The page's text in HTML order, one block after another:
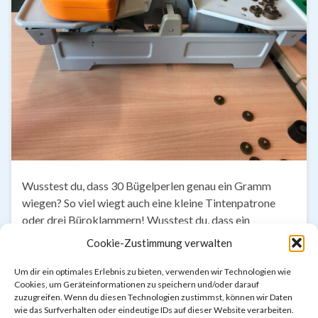
Cookie-Zustimmung verwalten
Um dir ein optimales Erlebnis zu bieten, verwenden wir Technologien wie
Cookies, um Geräteinformationen zu speichern und/oder darauf
zuzugreifen. Wenn du diesen Technologien zustimmst, können wir Daten
wie das Surfverhalten oder eindeutige IDs auf dieser Website verarbeiten.
Wusstest du, dass 30 Bügelperlen genau ein Gramm
wiegen? So viel wiegt auch eine kleine Tintenpatrone
oder drei Büroklammern! Wusstest du, dass ein
Plüschpapagei 120 Gramm wiegt? Das ist genauso viel
Mathematikunterricht zum Thema „Gewichte“ eigene
Quizfragen aus. Alle Kinder der Gruppe A wogen
Gegenstände …